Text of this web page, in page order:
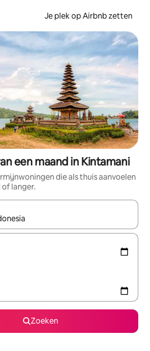
Je plek op Airbnb zetten
een maand in Kintamani
die als thuis aanvoelen
langer.
beschikbaar zijn, maak je een keuze
Zoeken